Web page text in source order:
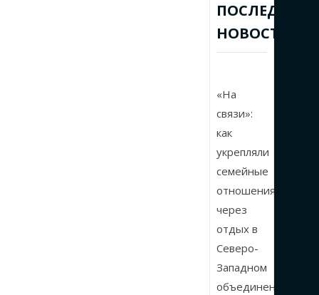
ПОСЛЕДНИЕ
НОВОСТИ
«На
связи»:
как
укрепляли
семейные
отношения
через
отдых в
Северо-
Западном
объединении